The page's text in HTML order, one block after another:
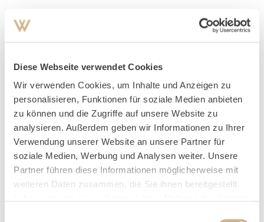
Diese Webseite verwendet Cookies
Wir verwenden Cookies, um Inhalte und Anzeigen zu
personalisieren, Funktionen für soziale Medien anbieten
zu können und die Zugriffe auf unsere Website zu
analysieren. Außerdem geben wir Informationen zu Ihrer
Verwendung unserer Website an unsere Partner für
soziale Medien, Werbung und Analysen weiter. Unsere
Partner führen diese Informationen möglicherweise mit
weiteren Daten zusammen, die Sie ihnen bereitgestellt
PERSÖNLICHE DATEN
ANREDE*
VORNAME*
NAME*